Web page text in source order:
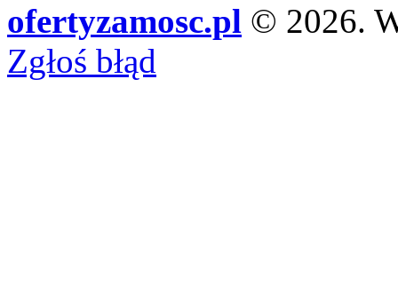
ofertyzamosc.pl © 2026.
Zgłoś błąd